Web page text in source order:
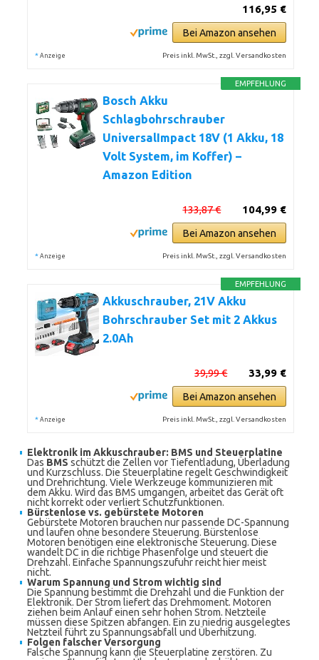
116,95 €
Bei Amazon ansehen
* Anzeige Preis inkl. MwSt., zzgl. Versandkosten
EMPFEHLUNG
Bosch Akku
Schlagbohrschrauber
UniversalImpact 18V (1 Akku, 18
Volt System, im Koffer) –
Amazon Edition
104,99 €
133,87 €
Bei Amazon ansehen
* Anzeige Preis inkl. MwSt., zzgl. Versandkosten
EMPFEHLUNG
Akkuschrauber, 21V Akku
Bohrschrauber Set mit 2 Akkus
2.0Ah
33,99 €
39,99 €
Bei Amazon ansehen
* Anzeige Preis inkl. MwSt., zzgl. Versandkosten
Elektronik im Akkuschrauber: BMS und Steuerplatine
Das BMS schützt die Zellen vor Tiefentladung, Überladung
und Kurzschluss. Die Steuerplatine regelt Geschwindigkeit
und Drehrichtung. Viele Werkzeuge kommunizieren mit
dem Akku. Wird das BMS umgangen, arbeitet das Gerät oft
nicht korrekt oder verliert Schutzfunktionen.
Bürstenlose vs. gebürstete Motoren
Gebürstete Motoren brauchen nur passende DC-Spannung
und laufen ohne besondere Steuerung. Bürstenlose
Motoren benötigen eine elektronische Steuerung. Diese
wandelt DC in die richtige Phasenfolge und steuert die
Drehzahl. Einfache Spannungszufuhr reicht hier meist
nicht.
Warum Spannung und Strom wichtig sind
Die Spannung bestimmt die Drehzahl und die Funktion der
Elektronik. Der Strom liefert das Drehmoment. Motoren
ziehen beim Anlauf einen sehr hohen Strom. Netzteile
müssen diese Spitzen abfangen. Ein zu niedrig ausgelegtes
Netzteil führt zu Spannungsabfall und Überhitzung.
Folgen falscher Versorgung
Falsche Spannung kann die Steuerplatine zerstören. Zu